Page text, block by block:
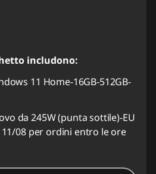
includono:
11 Home-16GB-512GB-
da 245W (punta sottile)-EU
08 per ordini entro le ore